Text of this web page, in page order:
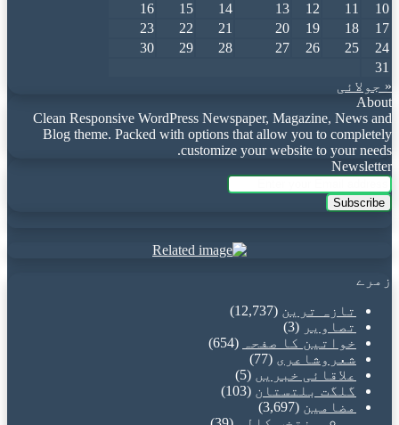
10
11
12
13
14
15
16
17
18
19
20
21
22
23
24
25
26
27
28
29
30
31
« جولائی
About
Clean Responsive WordPress Newspaper, Magazine, News and
Blog theme. Packed with options that allow you to completely
customize your website to your needs.
Newsletter
Enter
your
Email
زمرے
تازہ ترین (12,737)
تصاویر (3)
خواتین کا صفحہ
(654)
شعروشاعری (77)
علاقائی خبریں (5)
گلگت بلتستان (103)
مضامین (3,697)